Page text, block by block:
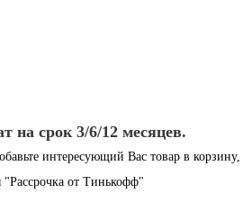
на срок 3/6/12 месяцев.
интересующий Вас товар в корзину,
"Рассрочка от Тинькофф"